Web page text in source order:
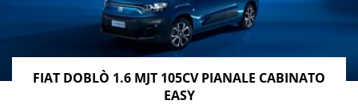
FIAT DOBLÒ 1.6 MJT 105CV PIANALE CABINATO
EASY